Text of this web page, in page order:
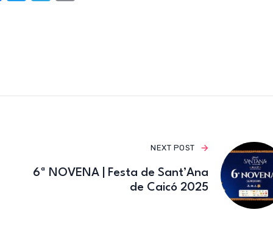
NEXT POST
6ª NOVENA | Festa de Sant’Ana
de Caicó 2025